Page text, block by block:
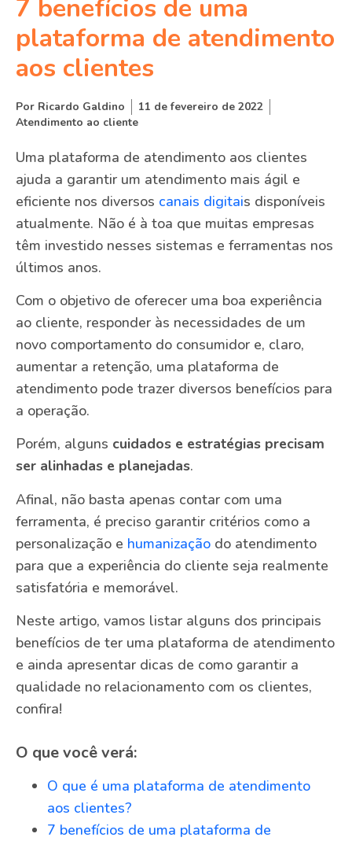
7 benefícios de uma
plataforma de atendimento
aos clientes
Por Ricardo Galdino
11 de fevereiro de 2022
Atendimento ao cliente
Uma plataforma de atendimento aos clientes
ajuda a garantir um atendimento mais ágil e
eficiente nos diversos canais digitais disponíveis
atualmente. Não é à toa que muitas empresas
têm investido nesses sistemas e ferramentas nos
últimos anos.
Com o objetivo de oferecer uma boa experiência
ao cliente, responder às necessidades de um
novo comportamento do consumidor e, claro,
aumentar a retenção, uma plataforma de
atendimento pode trazer diversos benefícios para
a operação.
Porém, alguns cuidados e estratégias precisam
ser alinhadas e planejadas.
Afinal, não basta apenas contar com uma
ferramenta, é preciso garantir critérios como a
personalização e humanização do atendimento
para que a experiência do cliente seja realmente
satisfatória e memorável.
Neste artigo, vamos listar alguns dos principais
benefícios de ter uma plataforma de atendimento
e ainda apresentar dicas de como garantir a
qualidade no relacionamento com os clientes,
confira!
O que você verá:
O que é uma plataforma de atendimento
aos clientes?
7 benefícios de uma plataforma de